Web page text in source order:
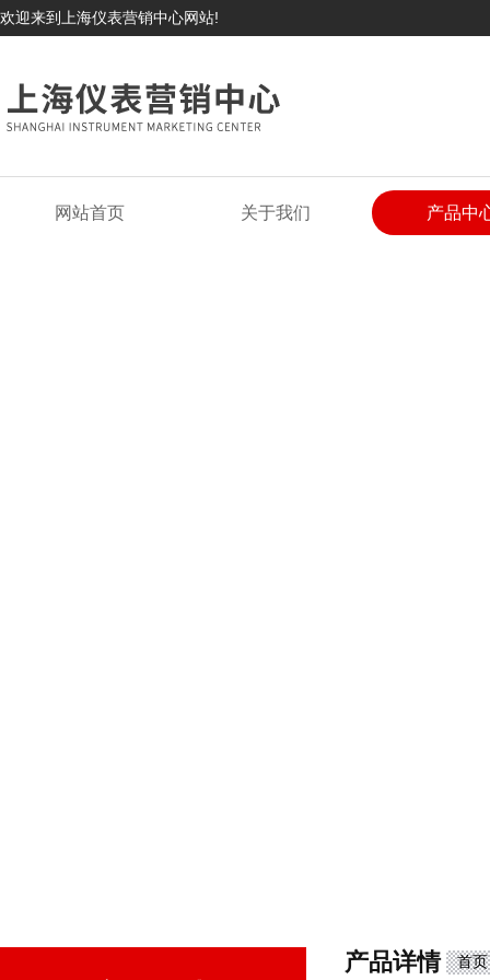
欢迎来到上海仪表营销中心网站!
网站首页 关于我们 产品中
产品详情 首页